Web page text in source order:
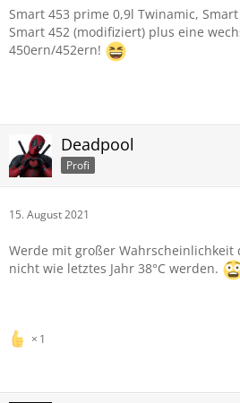
Smart 453 prime 0,9l Twinamic,
Smart 452 (modifiziert) plus eine
450ern/452ern!
Deadpool
Profi
15. August 2021
Werde mit großer Wahrscheinlichkeit
nicht wie letztes Jahr 38°C werden.
1